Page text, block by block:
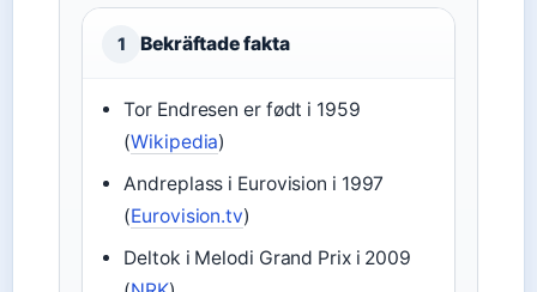
1 Bekräftade fakta
Tor Endresen er født i 1959
(Wikipedia)
Andreplass i Eurovision i 1997
(Eurovision.tv)
Deltok i Melodi Grand Prix i 2009